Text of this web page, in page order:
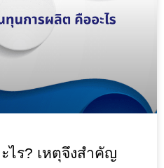
ไร? เหตุจึงสำคัญ